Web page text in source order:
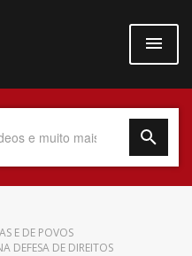
E DE POVOS
DEFESA DE DIREITOS